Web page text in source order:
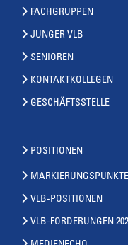
FACHGRUPPEN
JUNGER VLB
SENIOREN
KONTAKTKOLLEGEN
GESCHÄFTSSTELLE
POSITIONEN
VLB-POSITIONEN
VLB-FORDERUNGEN